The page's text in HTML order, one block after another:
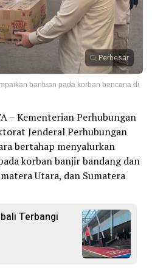
Perbesar
bantuan pada korban bencana di
– Kementerian Perhubungan
Jenderal Perhubungan
bertahap menyalurkan
korban banjir bandang dan
Utara, dan Sumatera
Terbangi